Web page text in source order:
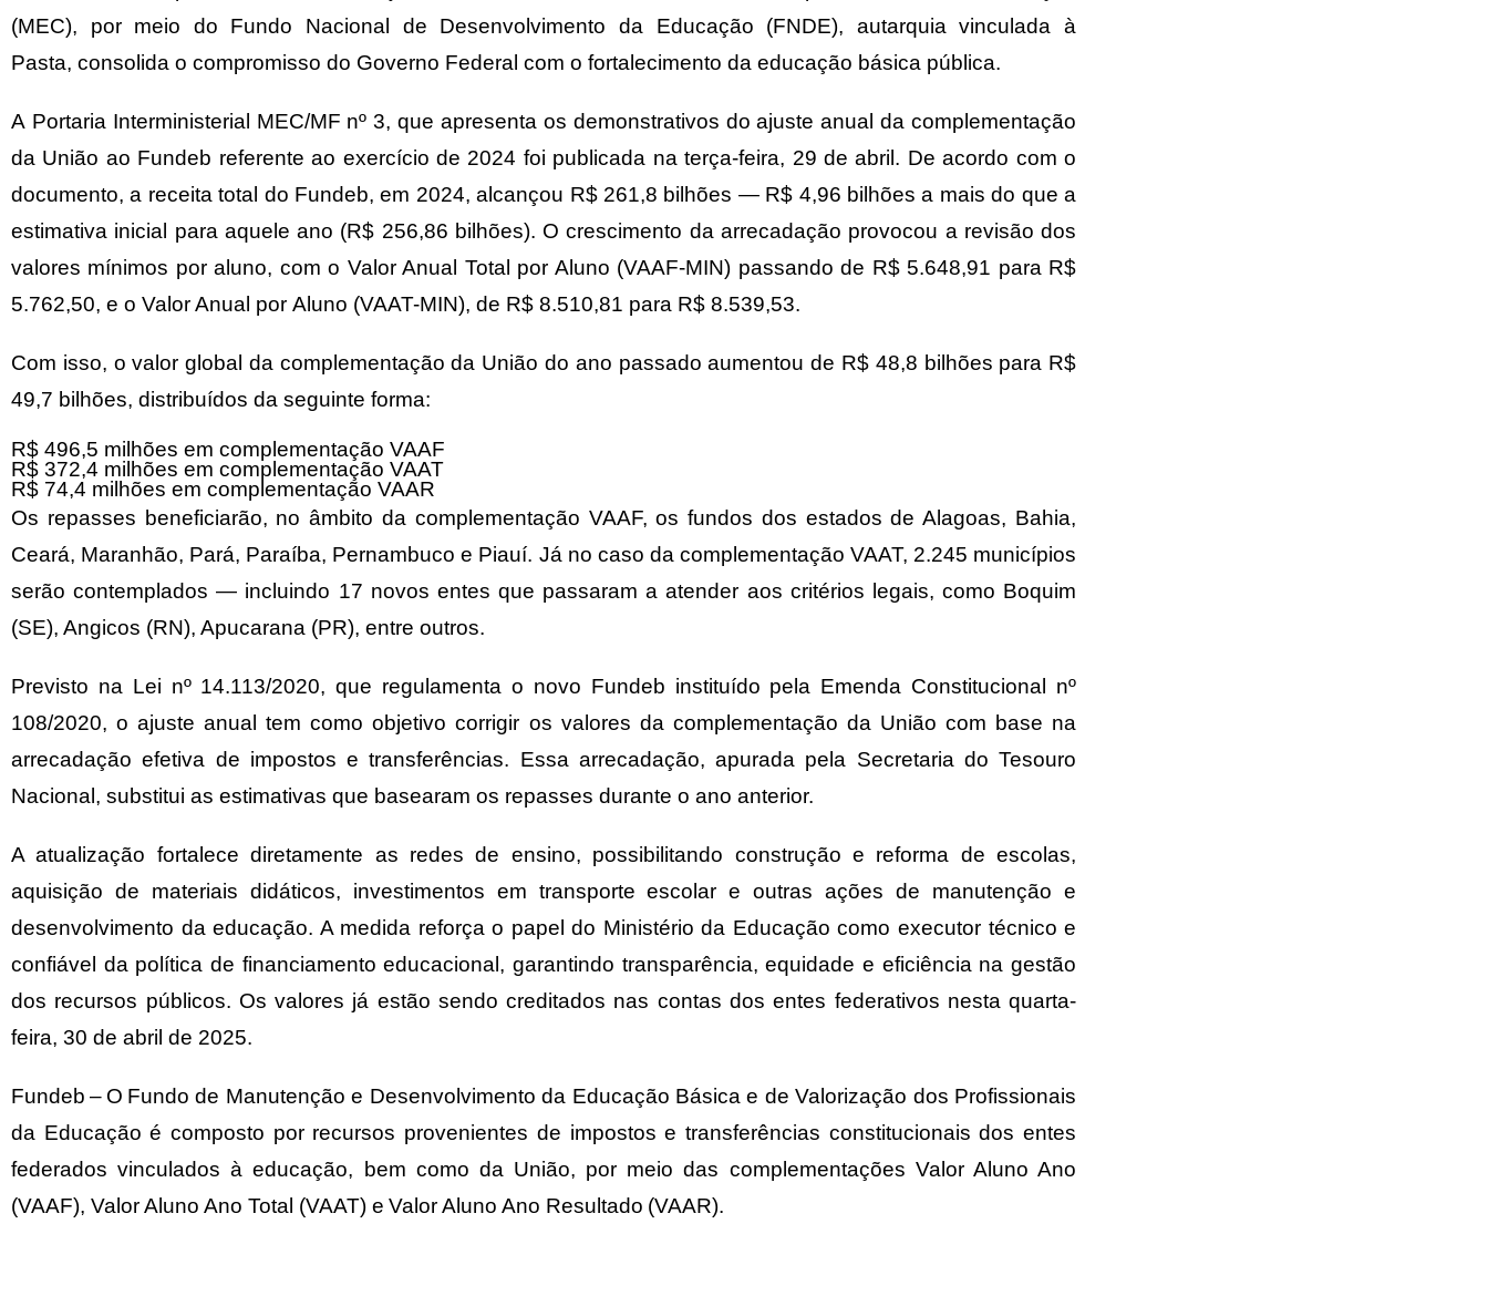
(MEC), por meio do Fundo Nacional de Desenvolvimento da Educação (FNDE), autarquia vinculada à
Pasta, consolida o compromisso do Governo Federal com o fortalecimento da educação básica pública.
A Portaria Interministerial MEC/MF nº 3, que apresenta os demonstrativos do ajuste anual da complementação
da União ao Fundeb referente ao exercício de 2024 foi publicada na terça-feira, 29 de abril. De acordo com o
documento, a receita total do Fundeb, em 2024, alcançou R$ 261,8 bilhões — R$ 4,96 bilhões a mais do que a
estimativa inicial para aquele ano (R$ 256,86 bilhões). O crescimento da arrecadação provocou a revisão dos
valores mínimos por aluno, com o Valor Anual Total por Aluno (VAAF-MIN) passando de R$ 5.648,91 para R$
5.762,50, e o Valor Anual por Aluno (VAAT-MIN), de R$ 8.510,81 para R$ 8.539,53.
Com isso, o valor global da complementação da União do ano passado aumentou de R$ 48,8 bilhões para R$
49,7 bilhões, distribuídos da seguinte forma:
R$ 496,5 milhões em complementação VAAF
R$ 372,4 milhões em complementação VAAT
R$ 74,4 milhões em complementação VAAR
Os repasses beneficiarão, no âmbito da complementação VAAF, os fundos dos estados de Alagoas, Bahia,
Ceará, Maranhão, Pará, Paraíba, Pernambuco e Piauí. Já no caso da complementação VAAT, 2.245 municípios
serão contemplados — incluindo 17 novos entes que passaram a atender aos critérios legais, como Boquim
(SE), Angicos (RN), Apucarana (PR), entre outros.
Previsto na Lei nº 14.113/2020, que regulamenta o novo Fundeb instituído pela Emenda Constitucional nº
108/2020, o ajuste anual tem como objetivo corrigir os valores da complementação da União com base na
arrecadação efetiva de impostos e transferências. Essa arrecadação, apurada pela Secretaria do Tesouro
Nacional, substitui as estimativas que basearam os repasses durante o ano anterior.
A atualização fortalece diretamente as redes de ensino, possibilitando construção e reforma de escolas,
aquisição de materiais didáticos, investimentos em transporte escolar e outras ações de manutenção e
desenvolvimento da educação. A medida reforça o papel do Ministério da Educação como executor técnico e
confiável da política de financiamento educacional, garantindo transparência, equidade e eficiência na gestão
dos recursos públicos. Os valores já estão sendo creditados nas contas dos entes federativos nesta quarta-
feira, 30 de abril de 2025.
Fundeb – O Fundo de Manutenção e Desenvolvimento da Educação Básica e de Valorização dos Profissionais
da Educação é composto por recursos provenientes de impostos e transferências constitucionais dos entes
federados vinculados à educação, bem como da União, por meio das complementações Valor Aluno Ano
(VAAF), Valor Aluno Ano Total (VAAT) e Valor Aluno Ano Resultado (VAAR).